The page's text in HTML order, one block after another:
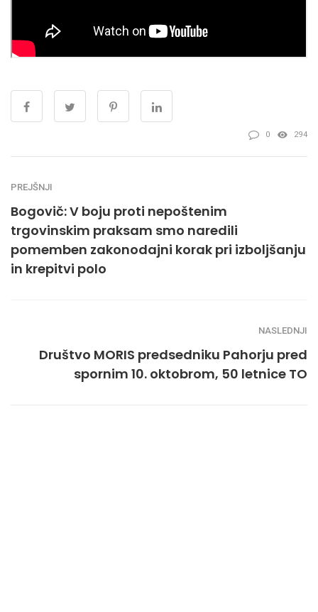
0 294
PREJŠNJI
Bogovič: V boju proti nepoštenim
trgovinskim praksam smo naredili
pomemben zakonodajni korak pri izboljšanju
in krepitvi polo
NASLEDNJI
Društvo MORIS predsedniku Pahorju pred
spornim 10. oktobrom, 50 letnice TO